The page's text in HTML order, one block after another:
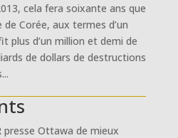
cela fera soixante ans que
Corée, aux termes d’un
plus d’un million et demi de
de dollars de destructions
presse Ottawa de mieux